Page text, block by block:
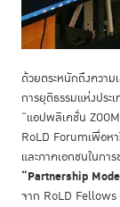
ด้วยตระหนักถึงควา
การยุติธรรมแห่งประ
“แอปพลิเคชั่น
RoLD Forumเพื่อห
และภาคเอกชนในกา
“Partnership
จาก RoLD Fellows